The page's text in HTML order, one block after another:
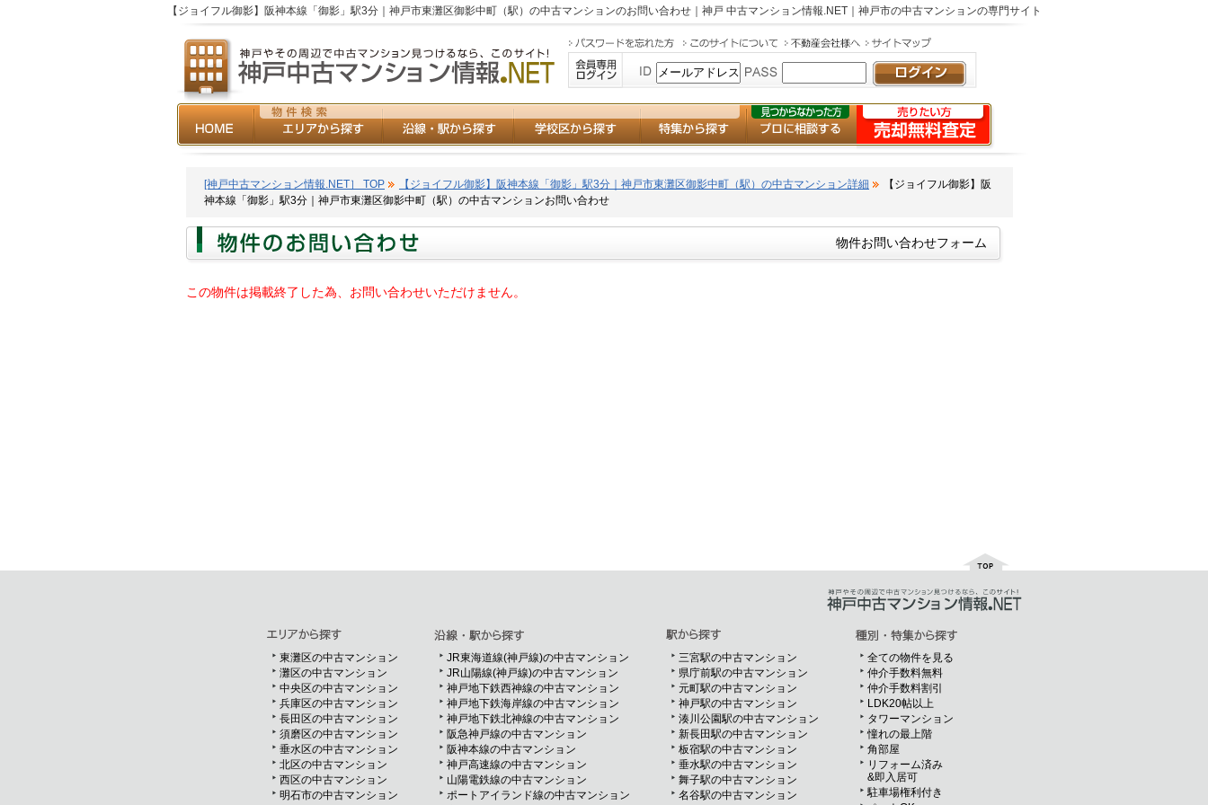
【ジョイフル御影】阪神本線「御影」駅3分｜神戸市東灘区御影中町（駅）の中古マンションのお問い合わせ｜神戸 中古マンション情報.NET｜神戸市の中古マンションの専門サイト
[神戸中古マンション情報.NET］ TOP 【ジョイフル御影】阪神本線「御影」駅3分｜神戸市東灘区御影中町（駅）の中古マンション詳細
【ジョイフル御影】阪
神本線「御影」駅3分｜神戸市東灘区御影中町（駅）の中古マンションお問い合わせ
物件お問い合わせフォーム
この物件は掲載終了した為、お問い合わせいただけません。
東灘区の中古マンション
灘区の中古マンション
中央区の中古マンション
兵庫区の中古マンション
長田区の中古マンション
須磨区の中古マンション
垂水区の中古マンション
北区の中古マンション
西区の中古マンション
明石市の中古マンション
JR東海道線(神戸線)の中古マンション
JR山陽線(神戸線)の中古マンション
神戸地下鉄西神線の中古マンション
神戸地下鉄海岸線の中古マンション
神戸地下鉄北神線の中古マンション
阪急神戸線の中古マンション
阪神本線の中古マンション
神戸高速線の中古マンション
山陽電鉄線の中古マンション
ポートアイランド線の中古マンション
三宮駅の中古マンション
県庁前駅の中古マンション
元町駅の中古マンション
神戸駅の中古マンション
湊川公園駅の中古マンション
新長田駅の中古マンション
板宿駅の中古マンション
垂水駅の中古マンション
舞子駅の中古マンション
名谷駅の中古マンション
全ての物件を見る
仲介手数料無料
仲介手数料割引
LDK20帖以上
タワーマンション
憧れの最上階
角部屋
リフォーム済み
&即入居可
駐車場権利付き